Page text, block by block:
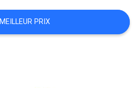
MEILLEUR PRIX